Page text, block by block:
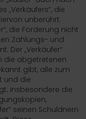
„Verkäufers“, die
unberührt.
die Forderung nicht
Zahlungs- und
Der „Verkäufer“
die abgetretenen
gibt, alle zum
und die
insbesondere die
seinen Schuldnern